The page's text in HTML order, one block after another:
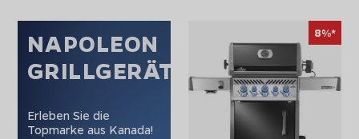
NAPOLEON
GRILLGERÄTE
Erleben Sie die
Topmarke aus Kanada!
8%*